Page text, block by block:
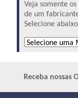
Veja somente
de um
Selecione
Receba nossas